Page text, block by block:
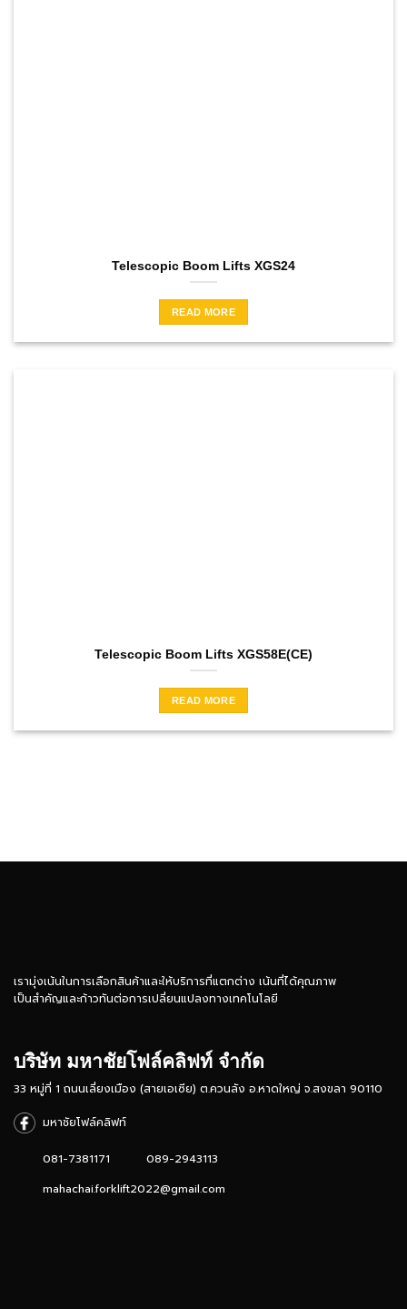
Telescopic Boom Lifts XGS24
READ MORE
Telescopic Boom Lifts XGS58E(CE)
READ MORE
เรามุ่งเน้นในการเลือกสินค้าและให้บริการที่แตกต่าง เน้นที่ได้คุณภาพ
เป็นสำคัญและก้าวทันต่อการเปลี่ยนแปลงทางเทคโนโลยี
บริษัท มหาชัยโฟล์คลิฟท์ จำกัด
33 หมู่ที่ 1 ถนนเลี่ยงเมือง (สายเอเซีย) ต.ควนลัง อ.หาดใหญ่ จ.สงขลา 90110
มหาชัยโฟล์คลิฟท์
081-7381171
089-2943113
mahachai.forklift2022@gmail.com